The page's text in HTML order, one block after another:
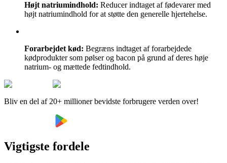
Højt natriumindhold: Reducer indtaget af fødevarer med
højt natriumindhold for at støtte den generelle hjertehelse.
Forarbejdet kød: Begræns indtaget af forarbejdede
kødprodukter som pølser og bacon på grund af deres høje
natrium- og mættede fedtindhold.
Bliv en del af 20+ millioner bevidste forbrugere verden over!
Vigtigste fordele